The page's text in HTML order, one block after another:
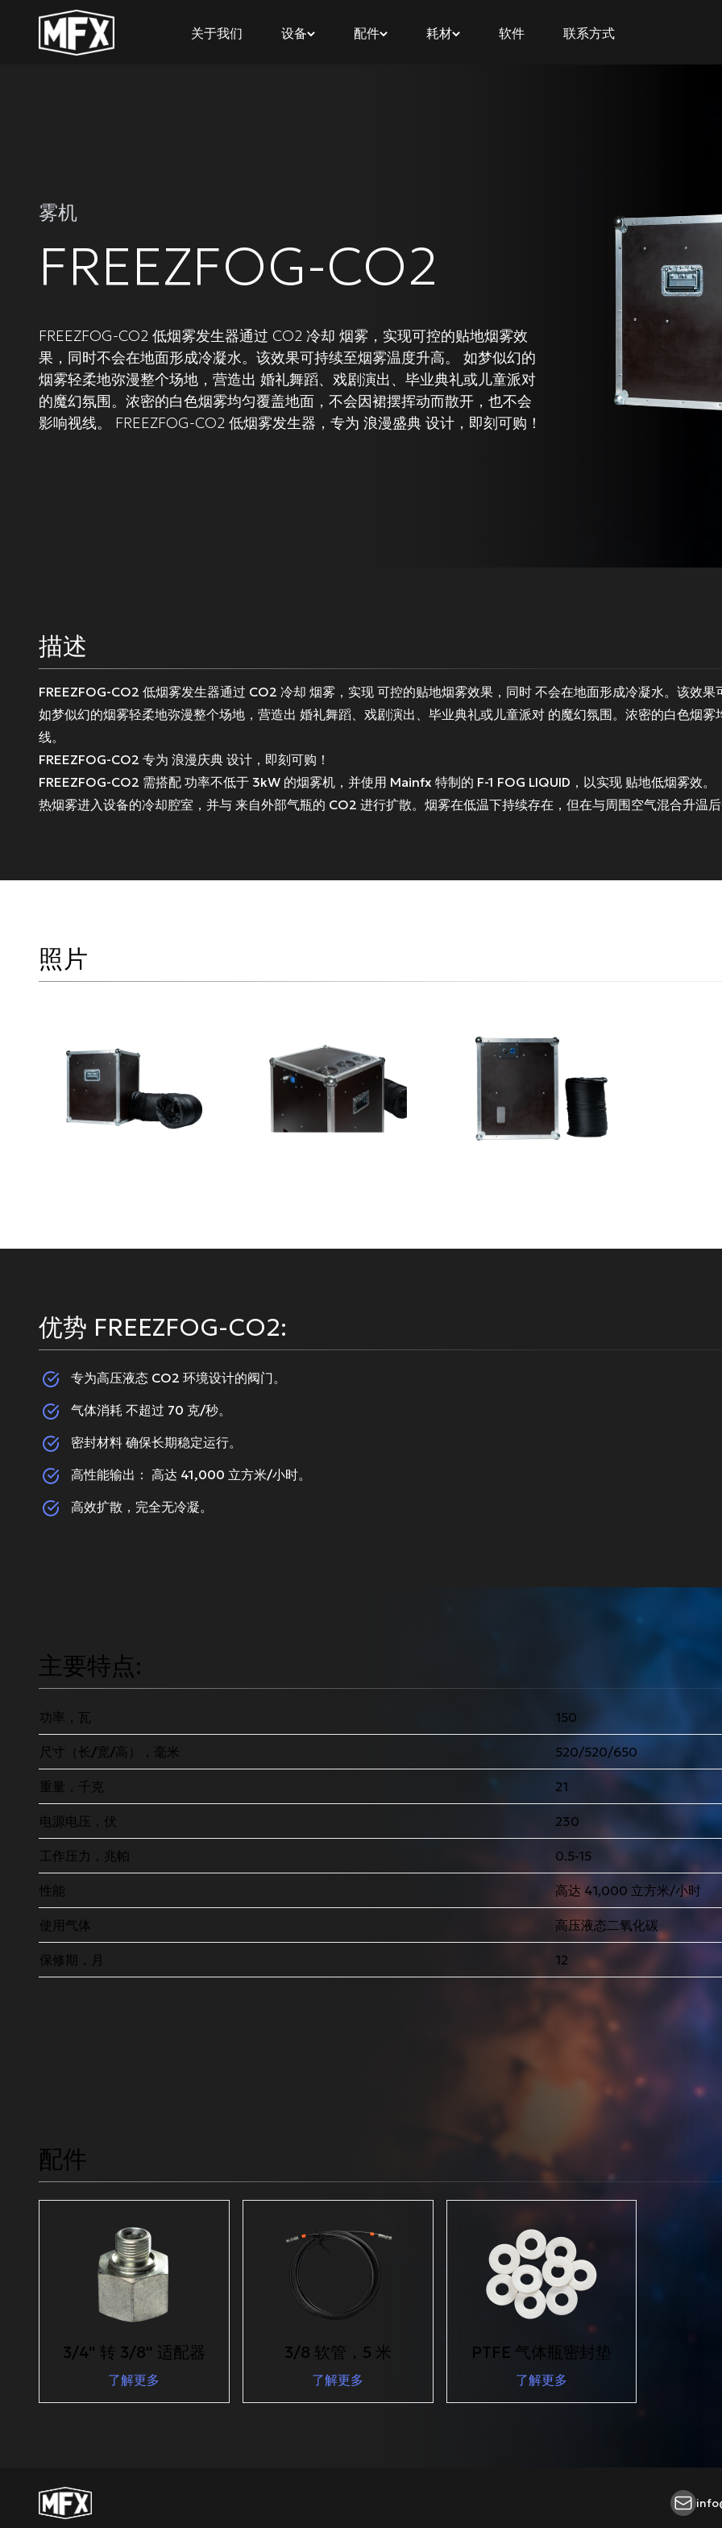
关于我们 设备 配件 耗材 软件 联系方式
雾机
FREEZFOG-CO2
FREEZFOG-CO2 低烟雾发生器通过 CO2 冷却 烟雾，实现可控的贴地烟雾效
果，同时不会在地面形成冷凝水。该效果可持续至烟雾温度升高。 如梦似幻的
烟雾轻柔地弥漫整个场地，营造出 婚礼舞蹈、戏剧演出、毕业典礼或儿童派对
的魔幻氛围。浓密的白色烟雾均匀覆盖地面，不会因裙摆挥动而散开，也不会
影响视线。 FREEZFOG-CO2 低烟雾发生器，专为 浪漫盛典 设计，即刻可购！
描述
FREEZFOG-CO2 低烟雾发生器通过 CO2 冷却 烟雾，实现 可控的贴地烟雾效果 ，同时 不会在地面形成冷凝水。该效果
如梦似幻的烟雾轻柔地弥漫整个场地，营造出 婚礼舞蹈、戏剧演出、毕业典礼或儿童派对 的魔幻氛围。浓密的白色烟雾
线。
FREEZFOG-CO2 专为 浪漫庆典 设计，即刻可购！
FREEZFOG-CO2 需搭配 功率不低于 3kW 的烟雾机 ，并使用 Mainfx 特制的 F-1 FOG LIQUID ，以实现 贴地低烟雾效。
热烟雾进入设备的冷却腔室，并与 来自外部气瓶的 CO2 进行扩散。烟雾在低温下持续存在，但在与周围空气混合升温后
照片
优势 FREEZFOG-CO2:
专为高压液态 CO2 环境设计的阀门。
气体消耗 不超过 70 克/秒。
密封材料 确保长期稳定运行。
高性能输出： 高达 41,000 立方米/小时。
高效扩散，完全无冷凝。
主要特点:
功率，瓦 150
尺寸（长/宽/高），毫米 520/520/650
重量，千克 21
电源电压，伏 230
工作压力，兆帕 0.5-15
性能 高达 41,000 立方米/小时
使用气体 高压液态二氧化碳
保修期，月 12
配件
3/4" 转 3/8" 适配器
了解更多
3/8 软管，5 米
了解更多
PTFE 气体瓶密封垫
了解更多